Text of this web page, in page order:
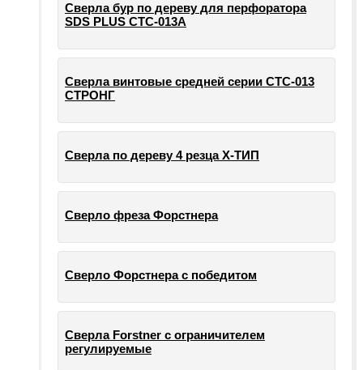
Cверла бур по дереву для перфоратора
SDS PLUS СТС-013А
Сверла винтовые средней серии СТС-013
СТРОНГ
Сверла по дереву 4 резца Х-ТИП
Сверло фреза Форстнера
Сверло Форстнера с победитом
Сверла Forstner с ограничителем
регулируемые